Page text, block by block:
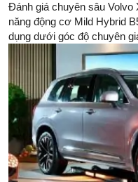
Đánh giá chuyên sâu Volvo
năng động cơ Mild Hybrid
dụng dưới góc độ chuyên